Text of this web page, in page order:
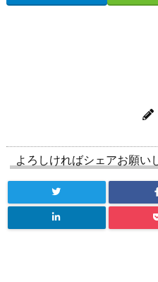
よろしければシェアお願い